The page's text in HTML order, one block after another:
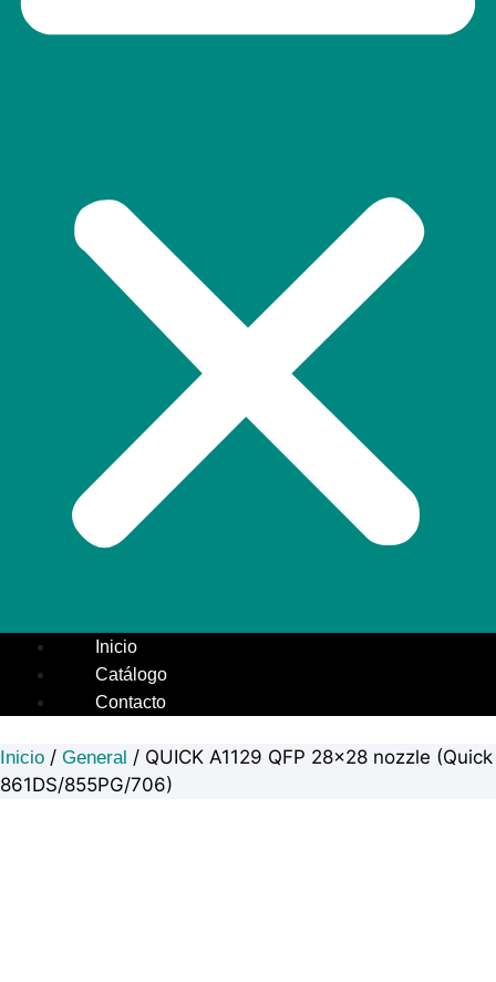
Inicio
Catálogo
Contacto
Inicio / General / QUICK A1129 QFP 28×28 nozzle (Quick
861DS/855PG/706)